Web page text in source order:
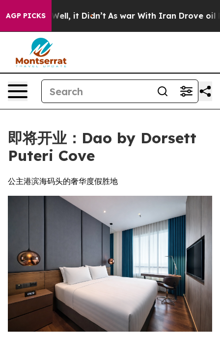
AGP PICKS
Well, it Didn’t As war With Iran Drove oil Prices
即将开业：Dao by Dorsett
Puteri Cove
公主港滨海码头的奢华度假胜地